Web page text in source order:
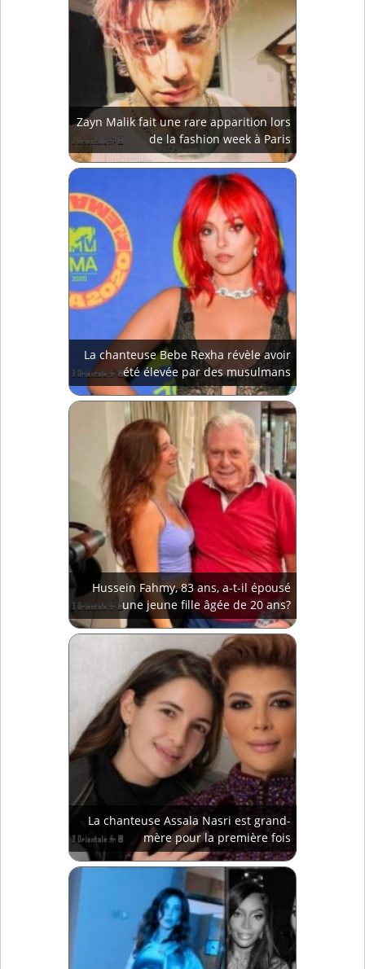
Zayn Malik fait une rare apparition lors
de la fashion week à Paris
La chanteuse Bebe Rexha révèle avoir
été élevée par des musulmans
Hussein Fahmy, 83 ans, a-t-il épousé
une jeune fille âgée de 20 ans?
La chanteuse Assala Nasri est grand-
mère pour la première fois